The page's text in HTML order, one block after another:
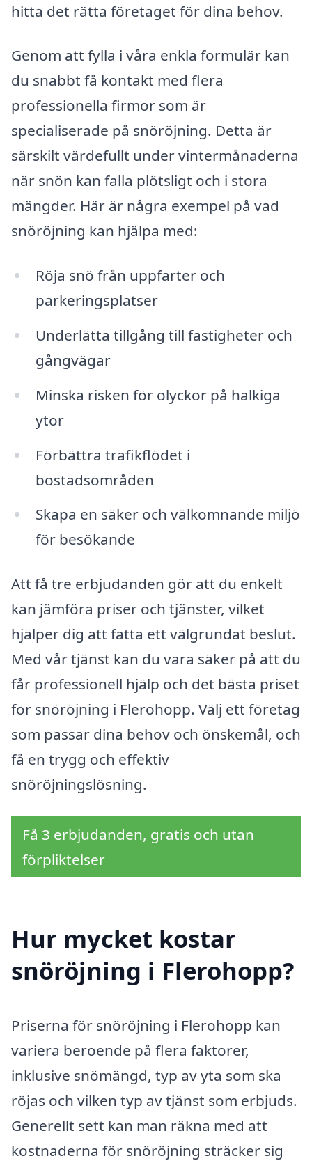
hitta det rätta företaget för dina behov.
Genom att fylla i våra enkla formulär kan
du snabbt få kontakt med flera
professionella firmor som är
specialiserade på snöröjning. Detta är
särskilt värdefullt under vintermånaderna
när snön kan falla plötsligt och i stora
mängder. Här är några exempel på vad
snöröjning kan hjälpa med:
Röja snö från uppfarter och
parkeringsplatser
Underlätta tillgång till fastigheter och
gångvägar
Minska risken för olyckor på halkiga
ytor
Förbättra trafikflödet i
bostadsområden
Skapa en säker och välkomnande miljö
för besökande
Att få tre erbjudanden gör att du enkelt
kan jämföra priser och tjänster, vilket
hjälper dig att fatta ett välgrundat beslut.
Med vår tjänst kan du vara säker på att du
får professionell hjälp och det bästa priset
för snöröjning i Flerohopp. Välj ett företag
som passar dina behov och önskemål, och
få en trygg och effektiv
snöröjningslösning.
Få 3 erbjudanden, gratis och utan
förpliktelser
Hur mycket kostar
snöröjning i Flerohopp?
Priserna för snöröjning i Flerohopp kan
variera beroende på flera faktorer,
inklusive snömängd, typ av yta som ska
röjas och vilken typ av tjänst som erbjuds.
Generellt sett kan man räkna med att
kostnaderna för snöröjning sträcker sig